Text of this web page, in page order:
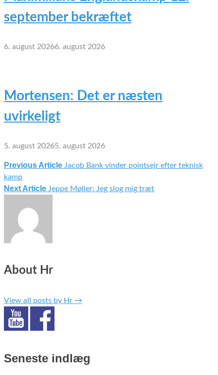
september bekræftet
6. august 20266. august 2026
Mortensen: Det er næsten
uvirkeligt
5. august 20265. august 2026
Indlægsnavigation
Previous Article Jacob Bank vinder pointsejr efter teknisk
kamp
Next Article Jeppe Møller: Jeg slog mig træt
About Hr
View all posts by Hr →
Seneste indlæg